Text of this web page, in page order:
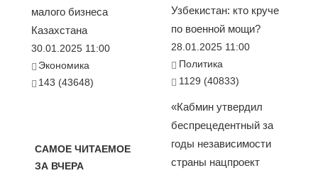
малого бизнеса
Казахстана
30.01.2025 11:00
Экономика
143 (43648)
САМОЕ ЧИТАЕМОЕ
ЗА ВЧЕРА
Узбекистан: кто круче
по военной мощи?
28.01.2025 11:00
Политика
1129 (40833)
«Кабмин утвердил
беспрецедентный за
годы независимости
страны нацпроект